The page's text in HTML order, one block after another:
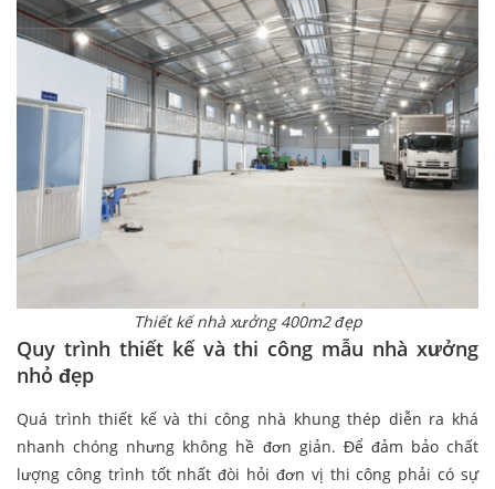
Thiết kế nhà xưởng 400m2 đẹp
Quy trình thiết kế và thi công mẫu nhà xưởng
nhỏ đẹp
Quá trình thiết kế và thi công nhà khung thép diễn ra khá
nhanh chóng nhưng không hề đơn giản. Để đảm bảo chất
lượng công trình tốt nhất đòi hỏi đơn vị thi công phải có sự